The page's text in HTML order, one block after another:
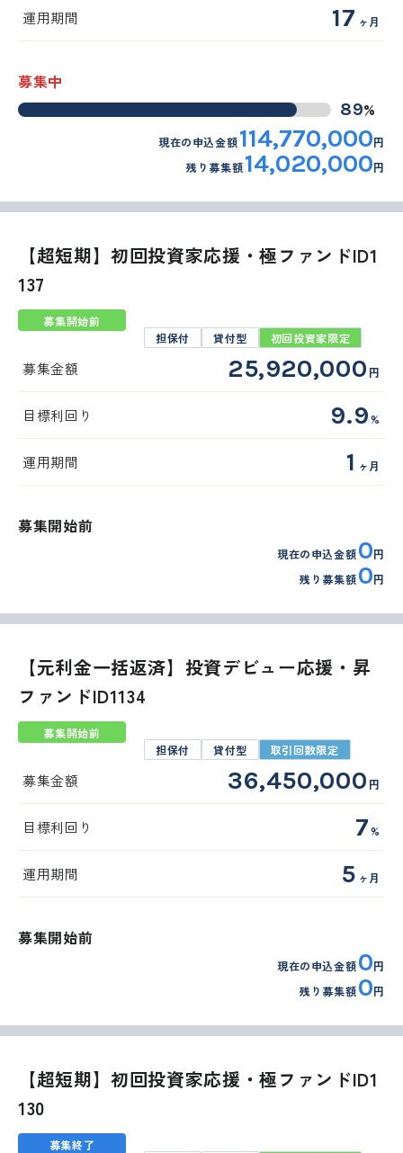
運用期間 17 ヶ月
募集中
89%
現在の申込金額114,770,000円
残り募集額14,020,000円
募集開始前
【超短期】初回投資家応援・極ファンドID1
137
担保付 貸付型 初回投資家限定
募集金額 25,920,000 円
目標利回り 9.9%
運用期間 1 ヶ月
募集開始前
現在の申込金額0円
残り募集額0円
募集開始前
【元利金一括返済】投資デビュー応援・昇
ファンドID1134
担保付 貸付型 取引回数限定
募集金額 36,450,000 円
目標利回り 7%
運用期間 5 ヶ月
募集開始前
現在の申込金額0円
残り募集額0円
募集終了
【超短期】初回投資家応援・極ファンドID1
130